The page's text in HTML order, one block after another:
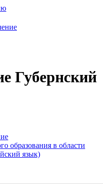
Губернский
образования в области
язык)